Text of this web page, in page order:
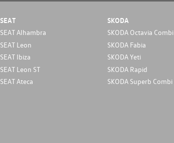
SEAT
SEAT Alhambra
SEAT Leon
SEAT Ibiza
SEAT Leon ST
SEAT Ateca
SKODA
SKODA Octavia Combi
SKODA Fabia
SKODA Yeti
SKODA Rapid
SKODA Superb Combi